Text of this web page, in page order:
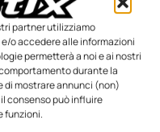
partner utilizziamo
o accedere alle informazioni
permetterà a noi e ai nostri
durante la
di mostrare annunci (non)
consenso può influire
funzioni.